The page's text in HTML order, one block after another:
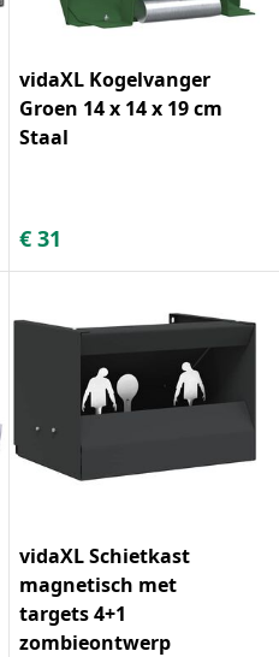
vidaXL Kogelvanger
Groen 14 x 14 x 19 cm
Staal
€ 31
vidaXL Schietkast
magnetisch met
targets 4+1
zombieontwerp